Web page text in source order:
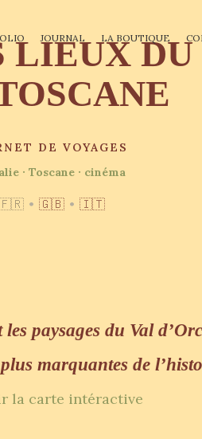
JOURNAL LA BOUTIQUE
DU
DE VOYAGES
· Toscane· cinéma
• 🇬🇧 • 🇮🇹
paysages du Val
marquantes de
la carte intéractive